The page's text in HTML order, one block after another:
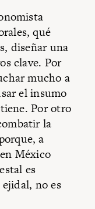
qué
diseñar una
clave. Por
mucho a
el insumo
Por otro
la
a
México
es
no es